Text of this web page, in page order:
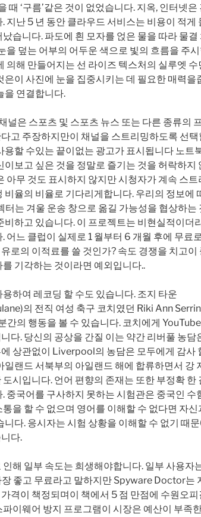
때 ‘구름’같은 것이 없었습니다. 지옥, 인터넷은
지난 5 년 동안 클라우드 서비스는 비용이 적게
습니다. 파도에 흰 모자를 얹은 물을 따라 물결
을 덮는 어부의 어두운 색으로 빛의 흐름을 주
의해 만들어지는 선 라이즈 텍스처의 실루엣 수
은이 사진에 눈을 집중시키는 데 필요한 매력을
을 연결합니다.
널은 스포츠 및 스포츠 뉴스 또는 다른 종류의
고 주장하지만이 채널을 스트리밍하도록 선택
용할 수있는 끝이없는 광고가 표시됩니다 노트
이보고 싶은 것을 정말로 즐기는 것을 허락하지
아무 것도 표시하지 않지만 시청자가 계속 스트
비율의 비율로 기다리게합니다. 우리의 정보에
터는 겨울 운송 창으로 옮길 가능성을 협상하는
비하고 있습니다. 이 프로젝트는 비현실적이더
어느 클럽이 실제로 1 월부터 6 개월 후에 무료
로의 이적료를 쓸 것인가? 속도 경쟁을 치고이
기각하는 것이라면 예외입니다..
하여 레코딩 할 수도 있습니다. 조지 타운
의 전직 여성 축구 코치였던 Riki Ann
간의 행동을 볼 수 있습니다. 코치에게
다. 당신의 공상을 간질 이는 약간 리버풀 농담
상관없이 Liverpool의 농담은 모두에게 감사
일랜드 서북부의 아일랜드 해에 합류하면서 강
시입니다. 언어 편향의 존재는 또한 부정확 한
중국어를 구사하지 못하는 시험관은 중국인 수
을 할 수 없으며 영어를 이해할 수 없다면 자신
다. 응시자는 시험 상황을 이해할 수 없기 때문
다.
해 일부 속도는 희생해야합니다. 일부 사용자
장 좋고 무료라고 말하지만 Spyware Doctor는
격이 책정되며이 책에서 5 점 만점에 수원오피
이웨어 방지 프로그램이 시장은 예산이 부족